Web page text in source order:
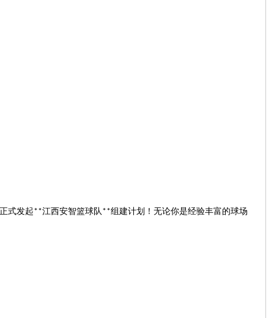
式发起**江西安智篮球队**组建计划！无论你是经验丰富的球场